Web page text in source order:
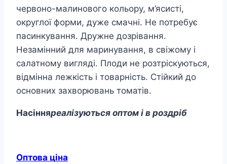
червоно-малинового кольору, м’ясисті,
округлої форми, дуже смачні. Не потребує
пасинкування. Дружне дозрівання.
Незамінний для маринування, в свіжому і
салатному вигляді. Плоди не розтріскуються,
відмінна лежкість і товарність. Стійкий до
основних захворювань томатів.
Насінняреалізуються оптом і в роздріб
Оптова ціна